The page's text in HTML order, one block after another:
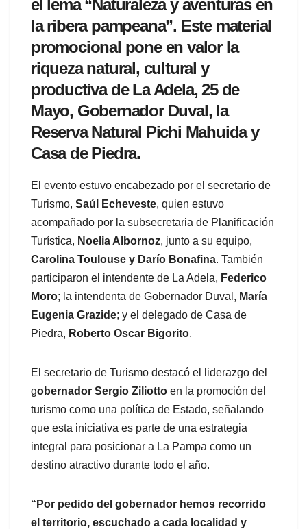
el lema “Naturaleza y aventuras en
la ribera pampeana”. Este material
promocional pone en valor la
riqueza natural, cultural y
productiva de La Adela, 25 de
Mayo, Gobernador Duval, la
Reserva Natural Pichi Mahuida y
Casa de Piedra.
El evento estuvo encabezado por el secretario de
Turismo, Saúl Echeveste, quien estuvo
acompañado por la subsecretaria de Planificación
Turística, Noelia Albornoz, junto a su equipo,
Carolina Toulouse y Darío Bonafina. También
participaron el intendente de La Adela, Federico
Moro; la intendenta de Gobernador Duval, María
Eugenia Grazide; y el delegado de Casa de
Piedra, Roberto Oscar Bigorito.
El secretario de Turismo destacó el liderazgo del
gobernador Sergio Ziliotto en la promoción del
turismo como una política de Estado, señalando
que esta iniciativa es parte de una estrategia
integral para posicionar a La Pampa como un
destino atractivo durante todo el año.
“Por pedido del gobernador hemos recorrido
el territorio, escuchado a cada localidad y